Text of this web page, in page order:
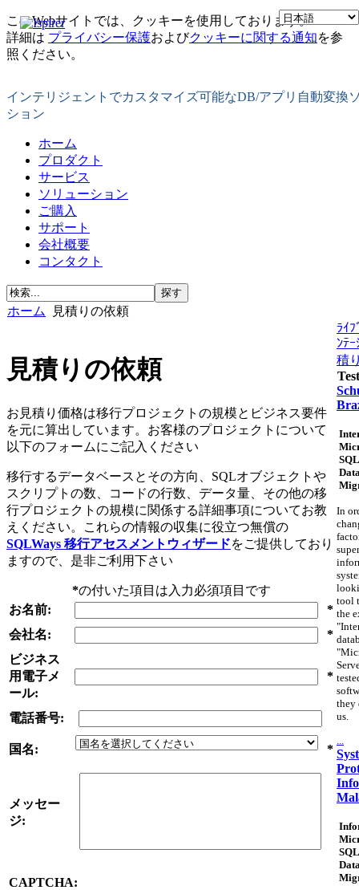
このWebサイトでは、クッキーを使用しております。
詳細は プライバシー保護およびクッキーに関する通知を参
照ください。
インテリジェントでカスタマイズ可能なDB/アプリ自動変換
ション
ホーム
プロダクト
サービス
ソリューション
ご購入
サポート
会社概要
コンタクト
ホーム 見積りの依頼
見積りの依頼
お見積り価格は移行プロジェクトの規模とビジネス要件
を元に算出しています。お客様のプロジェクトについて
以下のフォームにご記入ください
移行するデータベースとその方向、SQLオブジェクトや
スクリプトの数、コードの行数、データ量、その他の移
行プロジェクトの規模に関係する詳細事項についてお教
えください。これらの情報の収集に役立つ無償の
SQLWays 移行アセスメントウィザードをご提供しており
ますので、是非ご利用下さい
*の付いた項目は入力必須項目です
お名前:
*
会社名:
*
ビジネス
用電子メ
ール:
*
電話番号:
国名: *
メッセー
ジ:
CAPTCHA:
ﾗｲﾌ
ﾝﾃｰ
積
In
tool
the
they
us.